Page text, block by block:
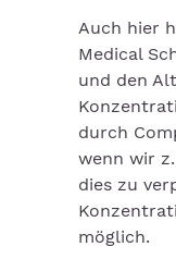
Auch hier
Medical
und den
durch
wenn wir
dies zu
möglich.